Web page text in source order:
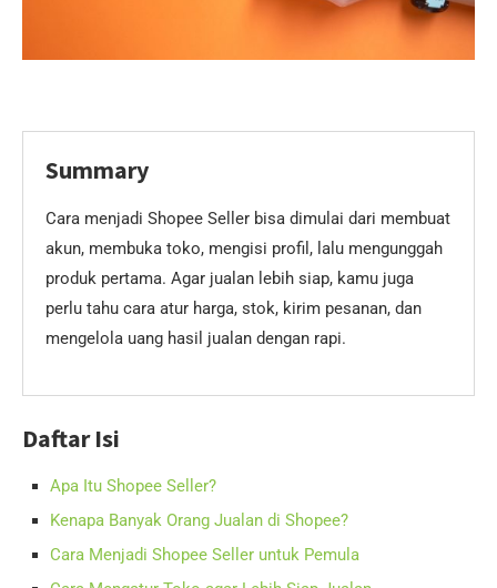
Summary
Cara menjadi Shopee Seller bisa dimulai dari membuat
akun, membuka toko, mengisi profil, lalu mengunggah
produk pertama. Agar jualan lebih siap, kamu juga
perlu tahu cara atur harga, stok, kirim pesanan, dan
mengelola uang hasil jualan dengan rapi.
Daftar Isi
Apa Itu Shopee Seller?
Kenapa Banyak Orang Jualan di Shopee?
Cara Menjadi Shopee Seller untuk Pemula